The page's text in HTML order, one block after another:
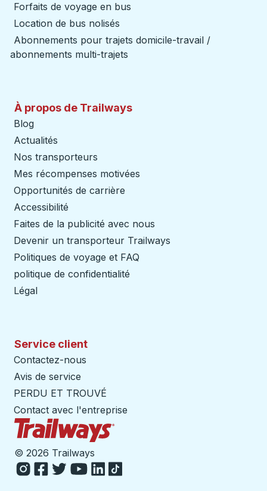
Forfaits de voyage en bus
Location de bus nolisés
Abonnements pour trajets domicile-travail /
abonnements multi-trajets
À propos de Trailways
Blog
Actualités
Nos transporteurs
Mes récompenses motivées
Opportunités de carrière
Accessibilité
Faites de la publicité avec nous
Devenir un transporteur Trailways
Politiques de voyage et FAQ
politique de confidentialité
Légal
Service client
Contactez-nous
Avis de service
PERDU ET TROUVÉ
Contact avec l'entreprise
© 2026 Trailways